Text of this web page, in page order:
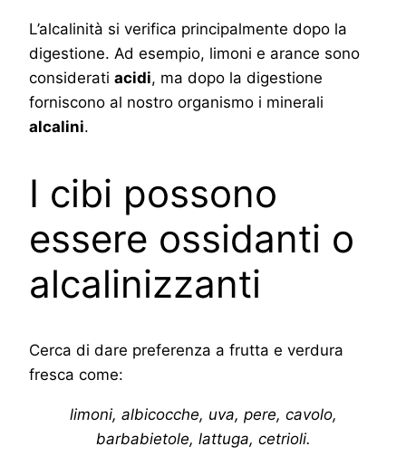
L’alcalinità si verifica principalmente dopo la
digestione. Ad esempio, limoni e arance sono
considerati acidi, ma dopo la digestione
forniscono al nostro organismo i minerali
alcalini.
I cibi possono
essere ossidanti o
alcalinizzanti
Cerca di dare preferenza a frutta e verdura
fresca come:
limoni, albicocche, uva, pere, cavolo,
barbabietole, lattuga, cetrioli.